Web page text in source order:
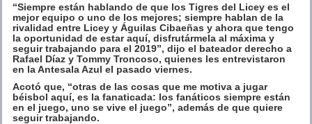
“Siempre están hablando de que los Tigres del Licey es el
mejor equipo o uno de los mejores; siempre hablan de la
rivalidad entre Licey y Águilas Cibaeñas y ahora que tengo
la oportunidad de estar aquí, disfrutármela al máxima y
seguir trabajando para el 2019”, dijo el bateador derecho a
Rafael Díaz y Tommy Troncoso, quienes les entrevistaron
en la Antesala Azul el pasado viernes.
Acotó que, “otras de las cosas que me motiva a jugar
béisbol aquí, es la fanaticada: los fanáticos siempre están
en el juego, uno se vive el juego”, además de que quiere
seguir trabajando.